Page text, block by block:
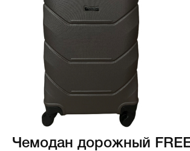
Чемодан дорожный